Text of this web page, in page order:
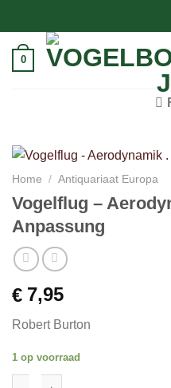
naar
inhoud
0
Home / Antiquariaat Europa
Vogelflug –
Anpassung
€ 7,95
Robert Burton
1 op voorraad